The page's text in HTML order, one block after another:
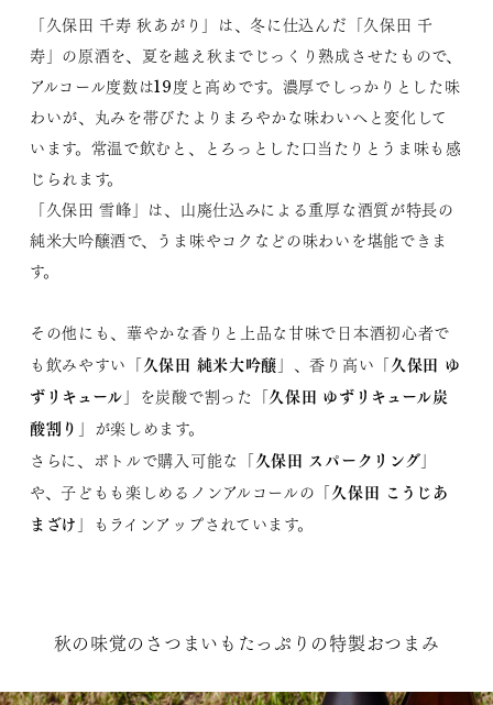
「久保田 千寿 秋あがり」は、冬に仕込んだ「久保田 千
寿」の原酒を、夏を越え秋までじっくり熟成させたもので、
アルコール度数は19度と高めです。濃厚でしっかりとした味
わいが、丸みを帯びたよりまろやかな味わいへと変化して
います。常温で飲むと、とろっとした口当たりとうま味も感
じられます。
「久保田 雪峰」は、山廃仕込みによる重厚な酒質が特長の
純米大吟醸酒で、うま味やコクなどの味わいを堪能できま
す。
その他にも、華やかな香りと上品な甘味で日本酒初心者で
も飲みやすい「久保田 純米大吟醸 」、香り高い「久保田 ゆ
ずリキュール 」を炭酸で割った「久保田 ゆずリキュール炭
酸割り 」が楽しめます。
さらに、ボトルで購入可能な「久保田 スパークリング」
や、子どもも楽しめるノンアルコールの「久保田 こうじあ
まざけ 」もラインアップされています。
秋の味覚のさつまいもたっぷりの特製おつまみ